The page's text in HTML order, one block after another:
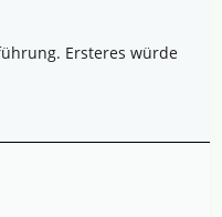
Ersteres würde